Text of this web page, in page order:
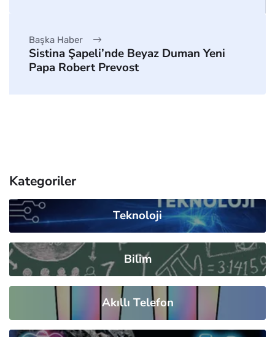
Başka Haber
Sistina Şapeli’nde Beyaz Duman Yeni
Papa Robert Prevost
Kategoriler
Teknoloji
Bilim
Akıllı Telefon